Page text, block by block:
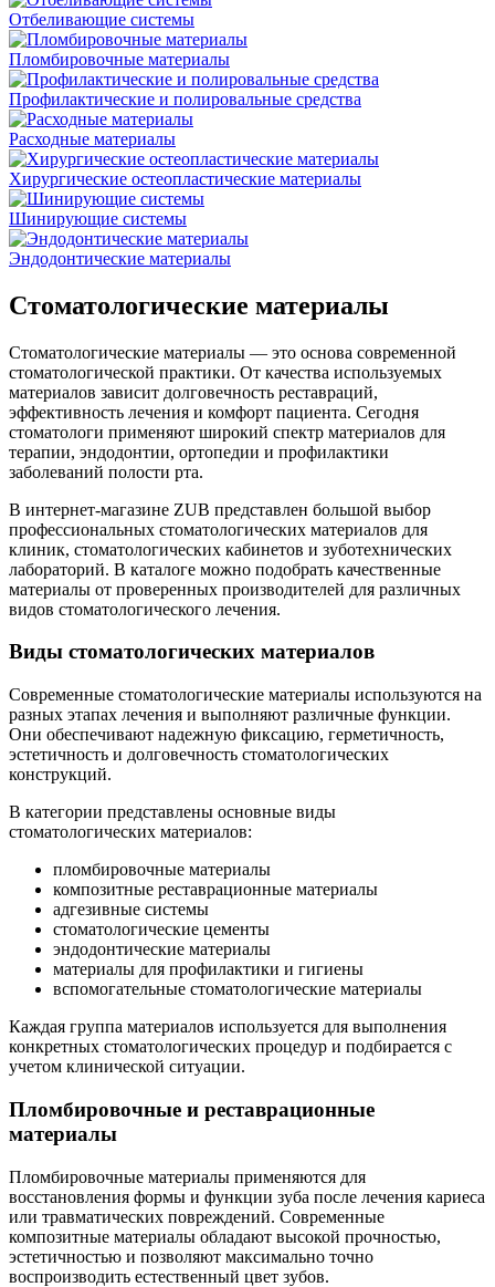
Отбеливающие системы
Пломбировочные материалы
Профилактические и полировальные средства
Расходные материалы
Хирургические остеопластические материалы
Шинирующие системы
Эндодонтические материалы
Стоматологические материалы
Стоматологические материалы — это основа современной
стоматологической практики. От качества используемых
материалов зависит долговечность реставраций,
эффективность лечения и комфорт пациента. Сегодня
стоматологи применяют широкий спектр материалов для
терапии, эндодонтии, ортопедии и профилактики
заболеваний полости рта.
В интернет-магазине ZUB представлен большой выбор
профессиональных стоматологических материалов для
клиник, стоматологических кабинетов и зуботехнических
лабораторий. В каталоге можно подобрать качественные
материалы от проверенных производителей для различных
видов стоматологического лечения.
Виды стоматологических материалов
Современные стоматологические материалы используются на
разных этапах лечения и выполняют различные функции.
Они обеспечивают надежную фиксацию, герметичность,
эстетичность и долговечность стоматологических
конструкций.
В категории представлены основные виды
стоматологических материалов:
пломбировочные материалы
композитные реставрационные материалы
адгезивные системы
стоматологические цементы
эндодонтические материалы
материалы для профилактики и гигиены
вспомогательные стоматологические материалы
Каждая группа материалов используется для выполнения
конкретных стоматологических процедур и подбирается с
учетом клинической ситуации.
Пломбировочные и реставрационные
материалы
Пломбировочные материалы применяются для
восстановления формы и функции зуба после лечения кариеса
или травматических повреждений. Современные
композитные материалы обладают высокой прочностью,
эстетичностью и позволяют максимально точно
воспроизводить естественный цвет зубов.